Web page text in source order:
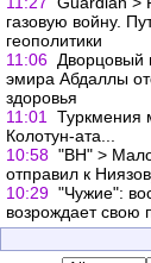
газовую войну.
геополитики
11:06 Дворцовый
эмира Абдаллы
здоровья
11:01
Туркмения
Колотун-ата...
10:58 "ВН" >
отправил к
10:29 "Чужие":
возрождает свою